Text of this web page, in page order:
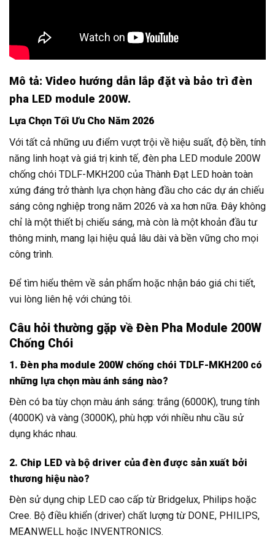
Mô tả: Video hướng dẫn lắp đặt và bảo trì đèn
pha LED module 200W.
Lựa Chọn Tối Ưu Cho Năm 2026
Với tất cả những ưu điểm vượt trội về hiệu suất, độ bền, tính
năng linh hoạt và giá trị kinh tế, đèn pha LED module 200W
chống chói TDLF-MKH200 của Thành Đạt LED hoàn toàn
xứng đáng trở thành lựa chọn hàng đầu cho các dự án chiếu
sáng công nghiệp trong năm 2026 và xa hơn nữa. Đây không
chỉ là một thiết bị chiếu sáng, mà còn là một khoản đầu tư
thông minh, mang lại hiệu quả lâu dài và bền vững cho mọi
công trình.
Để tìm hiểu thêm về sản phẩm hoặc nhận báo giá chi tiết,
vui lòng liên hệ với chúng tôi.
Câu hỏi thường gặp về Đèn Pha Module 200W
Chống Chói
1. Đèn pha module 200W chống chói TDLF-MKH200 có
những lựa chọn màu ánh sáng nào?
Đèn có ba tùy chọn màu ánh sáng: trắng (6000K), trung tính
(4000K) và vàng (3000K), phù hợp với nhiều nhu cầu sử
dụng khác nhau.
2. Chip LED và bộ driver của đèn được sản xuất bởi
thương hiệu nào?
Đèn sử dụng chip LED cao cấp từ Bridgelux, Philips hoặc
Cree. Bộ điều khiển (driver) chất lượng từ DONE, PHILIPS,
MEANWELL hoặc INVENTRONICS.